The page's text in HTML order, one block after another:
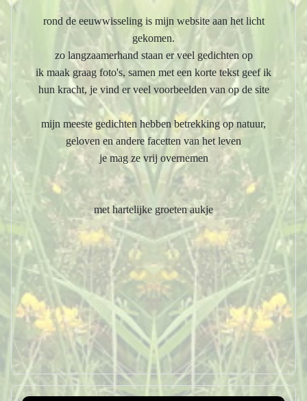
rond de eeuwwisseling is mijn website aan het licht
gekomen.
zo langzaamerhand staan er veel gedichten op
ik maak graag foto's, samen met een korte tekst geef ik
hun kracht, je vind er veel voorbeelden van op de site
mijn meeste gedichten hebben betrekking op natuur,
geloven en andere facetten van het leven
je mag ze vrij overnemen
met hartelijke groeten aukje